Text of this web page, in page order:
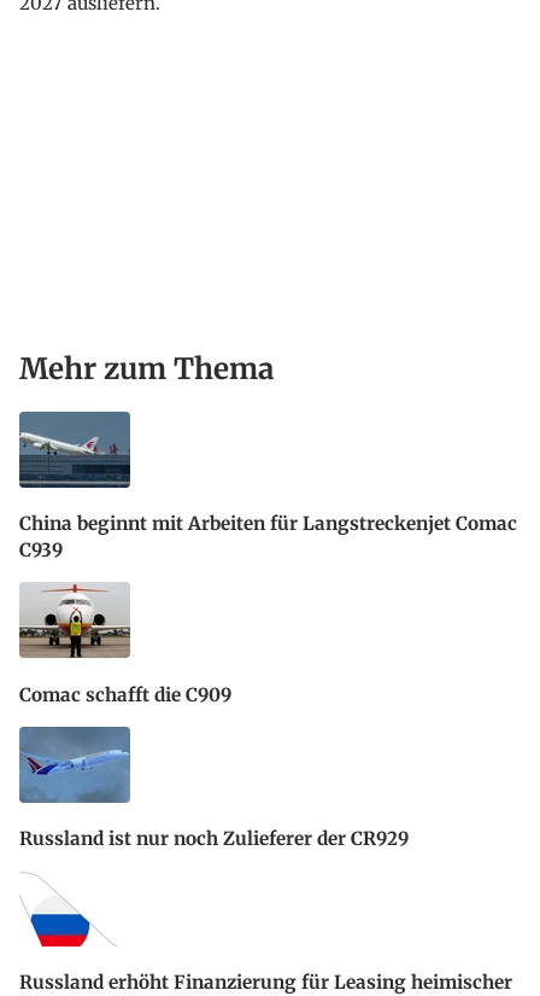
Mehr zum Thema
China beginnt mit Arbeiten für Langstreckenjet Comac
C939
Comac schafft die C909
Russland ist nur noch Zulieferer der CR929
Russland erhöht Finanzierung für Leasing heimischer